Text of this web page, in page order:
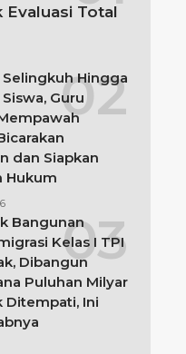
Total
Hingga
Guru
dan Siapkan
Hukum
Bangunan
Kelas I TPI
Dibangun
Puluhan Milyar
Ditempati, Ini